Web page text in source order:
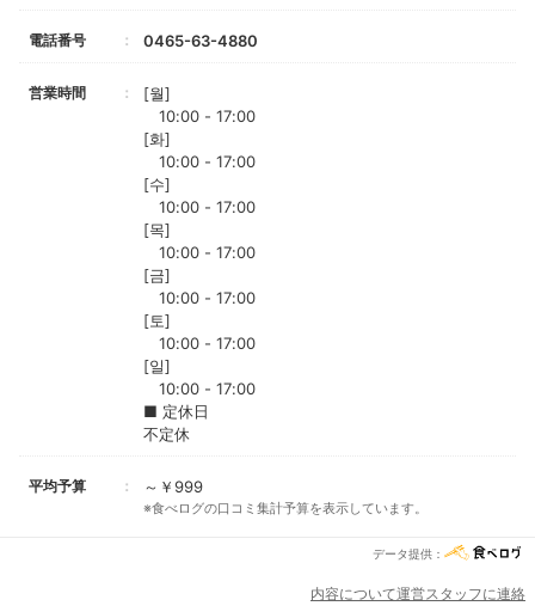
電話番号 0465-63-4880
営業時間
[월]
10:00 - 17:00
[화]
10:00 - 17:00
[수]
10:00 - 17:00
[목]
10:00 - 17:00
[금]
10:00 - 17:00
[토]
10:00 - 17:00
[일]
10:00 - 17:00
■ 定休日
不定休
平均予算 ～￥999
※食べログの口コミ集計予算を表示しています。
データ提供：
内容について運営スタッフに連絡